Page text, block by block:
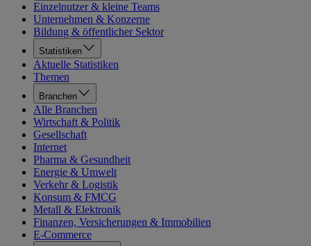
Einzelnutzer & kleine Teams
Unternehmen & Konzerne
Bildung & öffentlicher Sektor
Statistiken
Aktuelle Statistiken
Themen
Branchen
Alle Branchen
Wirtschaft & Politik
Gesellschaft
Internet
Pharma & Gesundheit
Energie & Umwelt
Verkehr & Logistik
Konsum & FMCG
Metall & Elektronik
Finanzen, Versicherungen & Immobilien
E-Commerce